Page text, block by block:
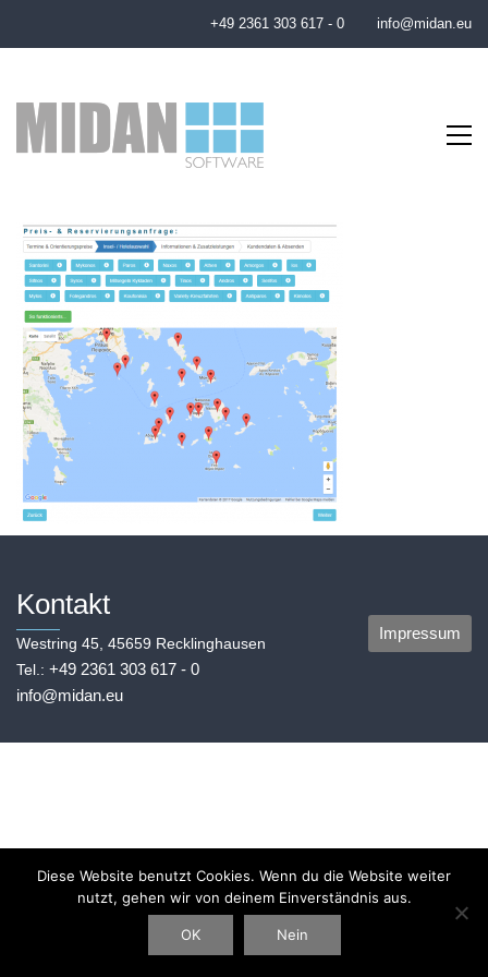
+49 2361 303 617 - 0 info@midan.eu
Impressum
Kontakt
Westring 45, 45659 Recklinghausen
Tel.: +49 2361 303 617 - 0
info@midan.eu
Diese Website benutzt Cookies. Wenn du die Website weiter
nutzt, gehen wir von deinem Einverständnis aus.
OK Nein